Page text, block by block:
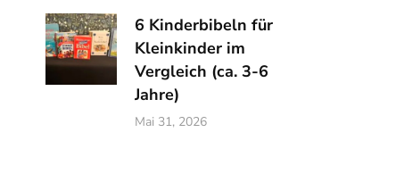
6 Kinderbibeln für
Kleinkinder im
Vergleich (ca. 3-6
Jahre)
Mai 31, 2026